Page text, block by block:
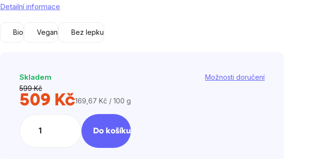
Detailní informace
Bio Vegan Bez lepku
Skladem
Možnosti doručení
599 Kč
509 KčMěrná
cena:
169,67 Kč / 100 g
Do košíku